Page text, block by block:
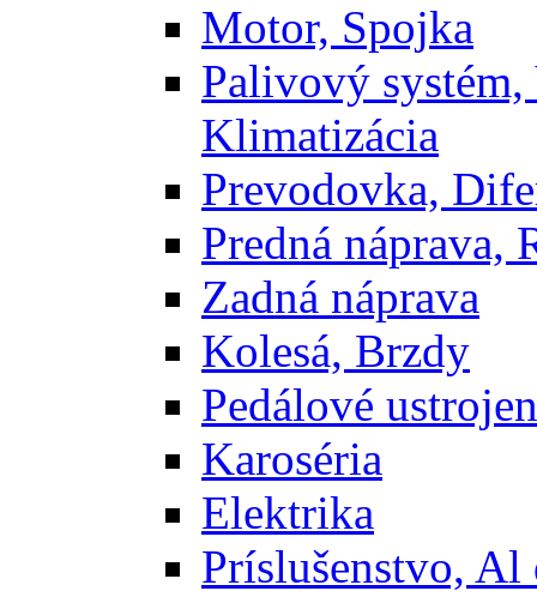
Motor, Spojka
Palivový
Klimatizácia
Prevodovka,
Predná náprava,
Zadná náprava
Kolesá, Brzdy
Pedálové
Karoséria
Elektrika
Príslušenstvo, Al